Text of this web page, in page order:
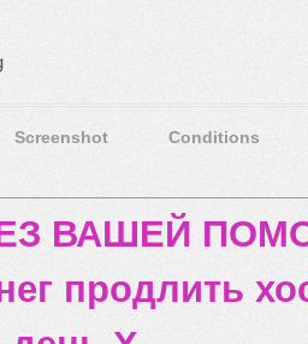
Screenshot Conditions
ВАШЕЙ
продлить